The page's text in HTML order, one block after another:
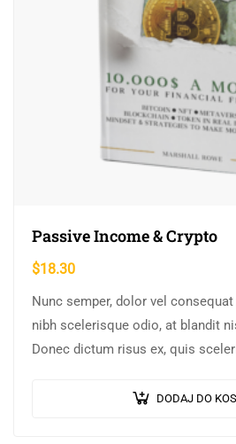
Passive Income & Crypto
$18.30
Nunc semper, dolor vel
nibh scelerisque odio, at blandit
Donec dictum risus ex, quis
DODAJ DO